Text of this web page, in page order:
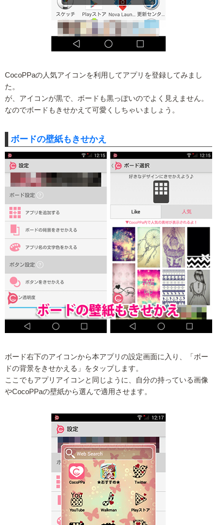
CocoPPaの人気アイコンを利用してアプリを登録してみまし
た。
が、アイコンが黒で、ボードも黒っぽいのでよく見えません。
なのでボードもきせかえて可愛くしちゃいましょう。
ボードの壁紙もきせかえ
ボード右下のアイコンから本アプリの設定画面に入り、「ボー
ドの背景をきせかえる」をタップします。
ここでもアプリアイコンと同じように、自分の持っている画像
やCocoPPaの壁紙から選んで適用させます。